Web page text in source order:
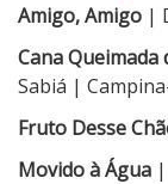
Amigo, Amigo |
Cana Queimada
Sabiá |
Fruto Desse
Movido à Água